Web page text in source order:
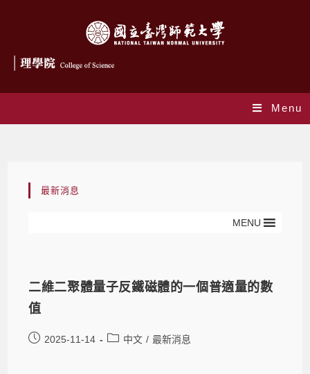
Menu
最新消息
MENU
二維二聚體量子反鐵磁體的一個普適量的數
值
2025-11-14 中文 / 最新消息